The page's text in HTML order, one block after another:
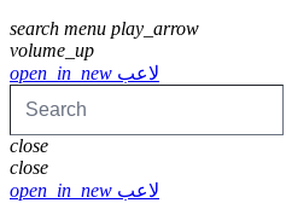
search menu play_arrow
volume_up
open_in_new لاعب
close
close
open_in_new لاعب